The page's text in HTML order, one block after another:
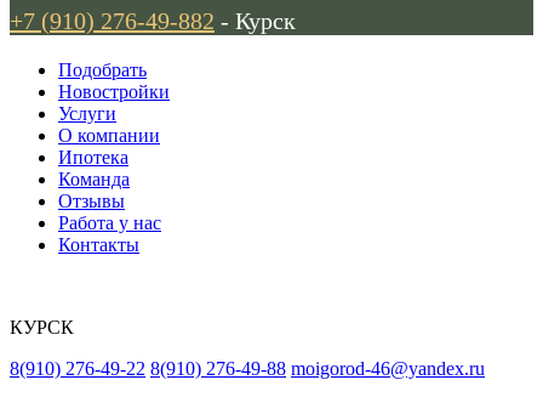
+7 (910) 276-49-882 - Курск
Подобрать
Новостройки
Услуги
О компании
Ипотека
Команда
Отзывы
Работа у нас
Контакты
КУРСК
8(910) 276-49-22 8(910) 276-49-88 moigorod-46@yandex.ru